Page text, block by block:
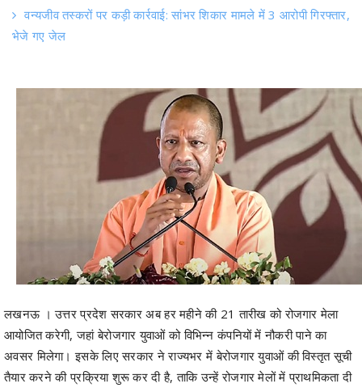
वन्यजीव तस्करों पर कड़ी कार्रवाई: सांभर शिकार मामले में 3 आरोपी गिरफ्तार,
भेजे गए जेल
लखनऊ । उत्तर प्रदेश सरकार अब हर महीने की 21 तारीख को रोजगार मेला
आयोजित करेगी, जहां बेरोजगार युवाओं को विभिन्न कंपनियों में नौकरी पाने का
अवसर मिलेगा। इसके लिए सरकार ने राज्यभर में बेरोजगार युवाओं की विस्तृत सूची
तैयार करने की प्रक्रिया शुरू कर दी है, ताकि उन्हें रोजगार मेलों में प्राथमिकता दी